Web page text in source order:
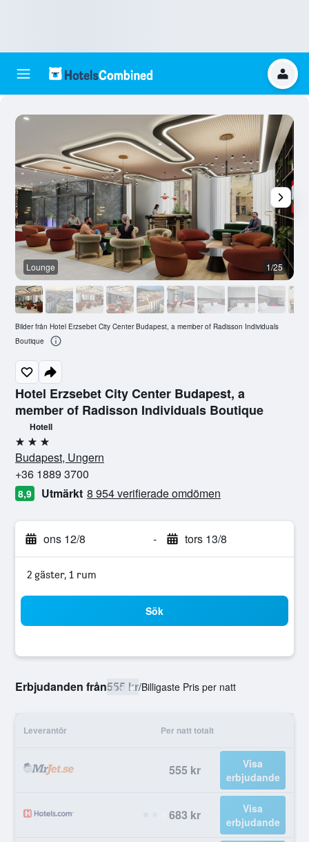
Hotel Erzsebet City Center Budapest, a
member of Radisson Individuals Boutique
Hotell
3 stjärnor
Budapest, Ungern
+36 1889 3700
8,9 Utmärkt 8 954 verifierade omdömen
ons 12/8 - tors 13/8
2 gäster, 1 rum
Sök
Erbjudanden från555 kr/Billigaste Pris per natt
Leverantör Per natt totalt
555 kr
Visa
erbjudande
683 kr
Visa
erbjudande
Lounge 1/25
Bilder från Hotel Erzsebet City Center Budapest, a member of Radisson Individuals
Boutique